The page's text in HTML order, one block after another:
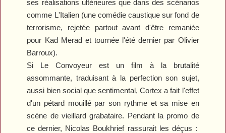
ses réalisations ultérieures que dans des scénarios
comme L'Italien(une comédie caustique sur fond de
terrorisme, rejetée partout avant d'être remaniée
pour Kad Merad et tournée l'été dernier par Olivier
Barroux).
Si Le Convoyeur est un film à la brutalité
assommante, traduisant à la perfection son sujet,
aussi bien social que sentimental,Cortex a fait l'effet
d'un pétard mouillé par son rythme et sa mise en
scène de vieillard grabataire. Pendant la promo de
ce dernier, Nicolas Boukhrief rassurait les déçus :